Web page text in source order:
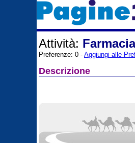
Attività:
Preferenze: 0 - Aggiungi alle
Descrizione